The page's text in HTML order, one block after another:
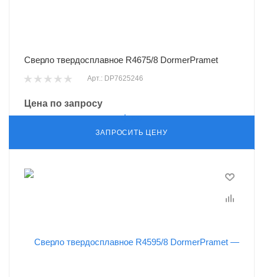
Сверло твердосплавное R4675/8 DormerPramet
Арт.: DP7625246
Цена по запросу
ЗАПРОСИТЬ ЦЕНУ